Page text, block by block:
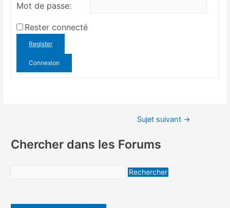
Mot de passe:
Rester connecté
Register
Connexion
Sujet suivant →
Chercher dans les Forums